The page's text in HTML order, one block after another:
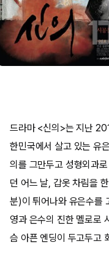
드라마 <신의>는 지난
한민국에서 살고 있는 유
의를 그만두고 성형외과
던 어느 날, 갑옷 차림을
분)이 튀어나와 유은수를
영과 은수의 진한 멜로로
슴 아픈 엔딩이 두고두고